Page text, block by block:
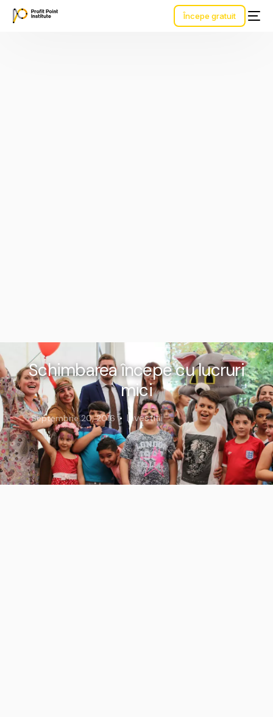
Începe gratuit
Schimbarea începe cu lucruri
mici
Septembrie 20, 2016 Investiții